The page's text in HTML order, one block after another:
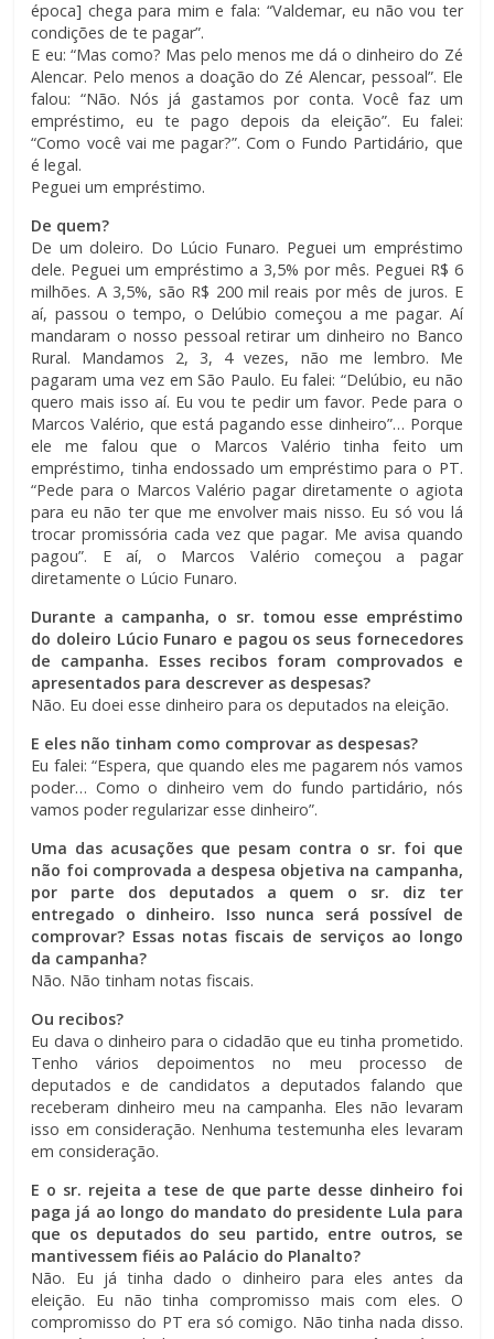
época] chega para mim e fala: “Valdemar, eu não vou ter
condições de te pagar”.
E eu: “Mas como? Mas pelo menos me dá o dinheiro do Zé
Alencar. Pelo menos a doação do Zé Alencar, pessoal”. Ele
falou: “Não. Nós já gastamos por conta. Você faz um
empréstimo, eu te pago depois da eleição”. Eu falei:
“Como você vai me pagar?”. Com o Fundo Partidário, que
é legal.
Peguei um empréstimo.
De quem?
De um doleiro. Do Lúcio Funaro. Peguei um empréstimo
dele. Peguei um empréstimo a 3,5% por mês. Peguei R$ 6
milhões. A 3,5%, são R$ 200 mil reais por mês de juros. E
aí, passou o tempo, o Delúbio começou a me pagar. Aí
mandaram o nosso pessoal retirar um dinheiro no Banco
Rural. Mandamos 2, 3, 4 vezes, não me lembro. Me
pagaram uma vez em São Paulo. Eu falei: “Delúbio, eu não
quero mais isso aí. Eu vou te pedir um favor. Pede para o
Marcos Valério, que está pagando esse dinheiro”… Porque
ele me falou que o Marcos Valério tinha feito um
empréstimo, tinha endossado um empréstimo para o PT.
“Pede para o Marcos Valério pagar diretamente o agiota
para eu não ter que me envolver mais nisso. Eu só vou lá
trocar promissória cada vez que pagar. Me avisa quando
pagou”. E aí, o Marcos Valério começou a pagar
diretamente o Lúcio Funaro.
Durante a campanha, o sr. tomou esse empréstimo
do doleiro Lúcio Funaro e pagou os seus fornecedores
de campanha. Esses recibos foram comprovados e
apresentados para descrever as despesas?
Não. Eu doei esse dinheiro para os deputados na eleição.
E eles não tinham como comprovar as despesas?
Eu falei: “Espera, que quando eles me pagarem nós vamos
poder… Como o dinheiro vem do fundo partidário, nós
vamos poder regularizar esse dinheiro”.
Uma das acusações que pesam contra o sr. foi que
não foi comprovada a despesa objetiva na campanha,
por parte dos deputados a quem o sr. diz ter
entregado o dinheiro. Isso nunca será possível de
comprovar? Essas notas fiscais de serviços ao longo
da campanha?
Não. Não tinham notas fiscais.
Ou recibos?
Eu dava o dinheiro para o cidadão que eu tinha prometido.
Tenho vários depoimentos no meu processo de
deputados e de candidatos a deputados falando que
receberam dinheiro meu na campanha. Eles não levaram
isso em consideração. Nenhuma testemunha eles levaram
em consideração.
E o sr. rejeita a tese de que parte desse dinheiro foi
paga já ao longo do mandato do presidente Lula para
que os deputados do seu partido, entre outros, se
mantivessem fiéis ao Palácio do Planalto?
Não. Eu já tinha dado o dinheiro para eles antes da
eleição. Eu não tinha compromisso mais com eles. O
compromisso do PT era só comigo. Não tinha nada disso.